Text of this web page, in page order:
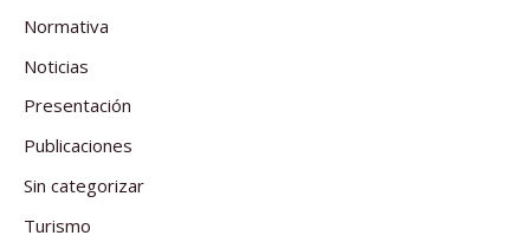
Normativa
Noticias
Presentación
Publicaciones
Sin categorizar
Turismo